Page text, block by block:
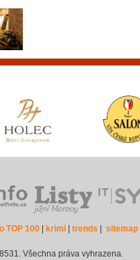
TOP 100| krimi| trends sitemap|
Všechna práva vyhrazena.